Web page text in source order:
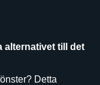
alternativet till det
Detta